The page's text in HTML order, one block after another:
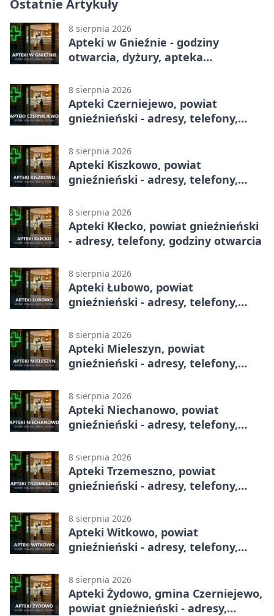
Ostatnie Artykuły
8 sierpnia 2026
Apteki w Gnieźnie - godziny
otwarcia, dyżury, apteka
8 sierpnia 2026
Apteki Czerniejewo, powiat
gnieźnieński - adresy, telefony,
8 sierpnia 2026
Apteki Kiszkowo, powiat
gnieźnieński - adresy, telefony,
8 sierpnia 2026
Apteki Kłecko, powiat gnieźnieński
- adresy, telefony, godziny otwarcia
8 sierpnia 2026
Apteki Łubowo, powiat
gnieźnieński - adresy, telefony,
8 sierpnia 2026
Apteki Mieleszyn, powiat
gnieźnieński - adresy, telefony,
8 sierpnia 2026
Apteki Niechanowo, powiat
gnieźnieński - adresy, telefony,
8 sierpnia 2026
Apteki Trzemeszno, powiat
gnieźnieński - adresy, telefony,
8 sierpnia 2026
Apteki Witkowo, powiat
gnieźnieński - adresy, telefony,
8 sierpnia 2026
Apteki Żydowo, gmina Czerniejewo,
powiat gnieźnieński - adresy,